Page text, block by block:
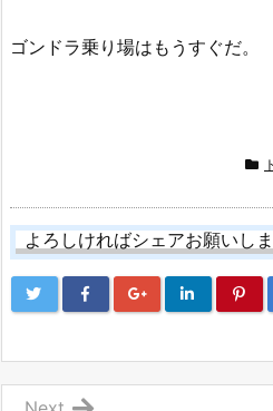
ゴンドラ乗り場はもうすぐだ。
よろしければシェアお願いし